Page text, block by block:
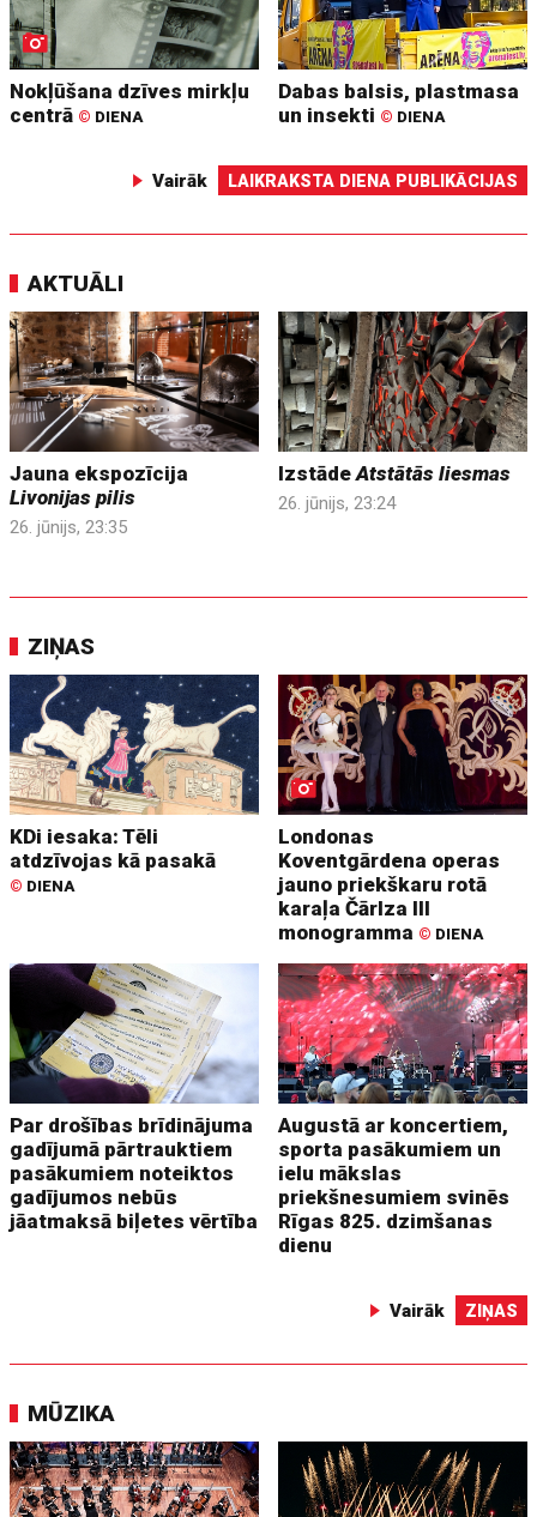
Nokļūšana dzīves mirkļu
centrā © DIENA
Dabas balsis, plastmasa
un insekti © DIENA
Vairāk LAIKRAKSTA DIENA PUBLIKĀCIJAS
AKTUĀLI
Jauna ekspozīcija
Livonijas pilis
26. jūnijs, 23:35
IzstādeAtstātās liesmas
26. jūnijs, 23:24
ZIŅAS
KDi iesaka: Tēli
atdzīvojas kā pasakā
© DIENA
Londonas
Koventgārdena operas
jauno priekškaru rotā
karaļa Čārlza III
monogramma © DIENA
Par drošības brīdinājuma
gadījumā pārtrauktiem
pasākumiem noteiktos
gadījumos nebūs
jāatmaksā biļetes vērtība
Augustā ar koncertiem,
sporta pasākumiem un
ielu mākslas
priekšnesumiem svinēs
Rīgas 825. dzimšanas
dienu
Vairāk ZIŅAS
MŪZIKA